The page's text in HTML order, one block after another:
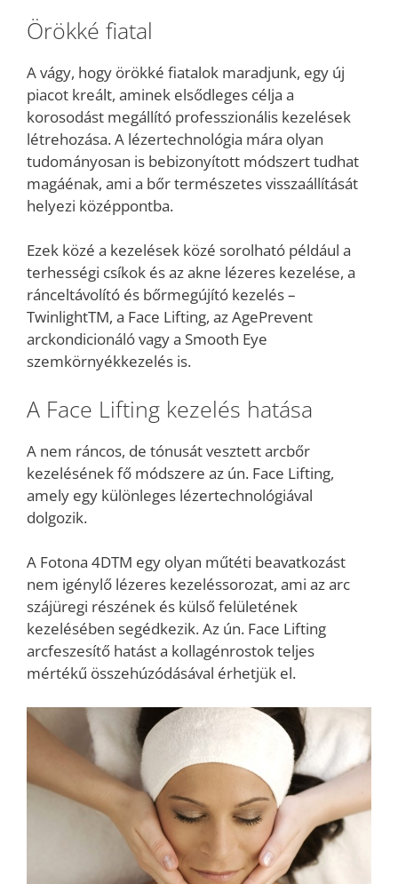
Örökké fiatal
A vágy, hogy örökké fiatalok maradjunk, egy új
piacot kreált, aminek elsődleges célja a
korosodást megállító professzionális kezelések
létrehozása. A lézertechnológia mára olyan
tudományosan is bebizonyított módszert tudhat
magáénak, ami a bőr természetes visszaállítását
helyezi középpontba.
Ezek közé a kezelések közé sorolható például a
terhességi csíkok és az akne lézeres kezelése, a
ránceltávolító és bőrmegújító kezelés –
TwinlightTM, a Face Lifting, az AgePrevent
arckondicionáló vagy a Smooth Eye
szemkörnyékkezelés is.
A Face Lifting kezelés hatása
A nem ráncos, de tónusát vesztett arcbőr
kezelésének fő módszere az ún. Face Lifting,
amely egy különleges lézertechnológiával
dolgozik.
A Fotona 4DTM egy olyan műtéti beavatkozást
nem igénylő lézeres kezeléssorozat, ami az arc
szájüregi részének és külső felületének
kezelésében segédkezik. Az ún. Face Lifting
arcfeszesítő hatást a kollagénrostok teljes
mértékű összehúzódásával érhetjük el.